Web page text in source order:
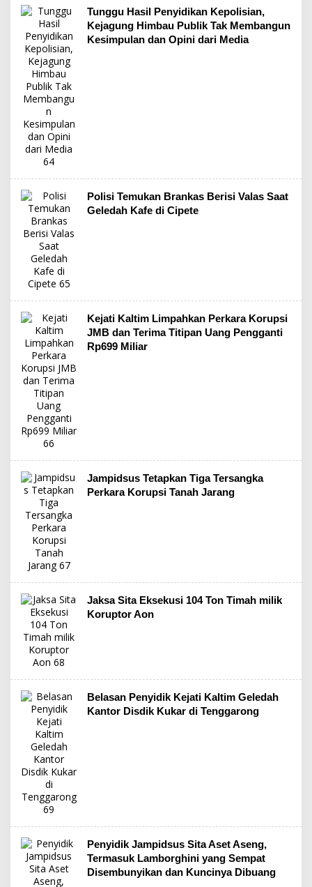
Tunggu Hasil Penyidikan Kepolisian,
Kejagung Himbau Publik Tak Membangun
Kesimpulan dan Opini dari Media
Polisi Temukan Brankas Berisi Valas Saat
Geledah Kafe di Cipete
Kejati Kaltim Limpahkan Perkara Korupsi
JMB dan Terima Titipan Uang Pengganti
Rp699 Miliar
Jampidsus Tetapkan Tiga Tersangka
Perkara Korupsi Tanah Jarang
Jaksa Sita Eksekusi 104 Ton Timah milik
Koruptor Aon
Belasan Penyidik Kejati Kaltim Geledah
Kantor Disdik Kukar di Tenggarong
Penyidik Jampidsus Sita Aset Aseng,
Termasuk Lamborghini yang Sempat
Disembunyikan dan Kuncinya Dibuang